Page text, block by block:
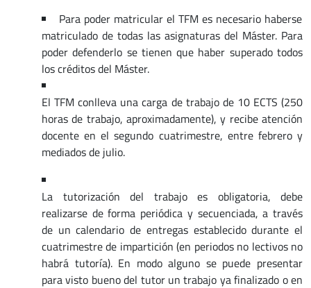
Para poder matricular el TFM es necesario haberse
matriculado de todas las asignaturas del Máster. Para
poder defenderlo se tienen que haber superado todos
los créditos del Máster.
El TFM conlleva una carga de trabajo de 10 ECTS (250
horas de trabajo, aproximadamente), y recibe atención
docente en el segundo cuatrimestre, entre febrero y
mediados de julio.
La tutorización del trabajo es obligatoria, debe
realizarse de forma periódica y secuenciada, a través
de un calendario de entregas establecido durante el
cuatrimestre de impartición (en periodos no lectivos no
habrá tutoría). En modo alguno se puede presentar
para visto bueno del tutor un trabajo ya finalizado o en